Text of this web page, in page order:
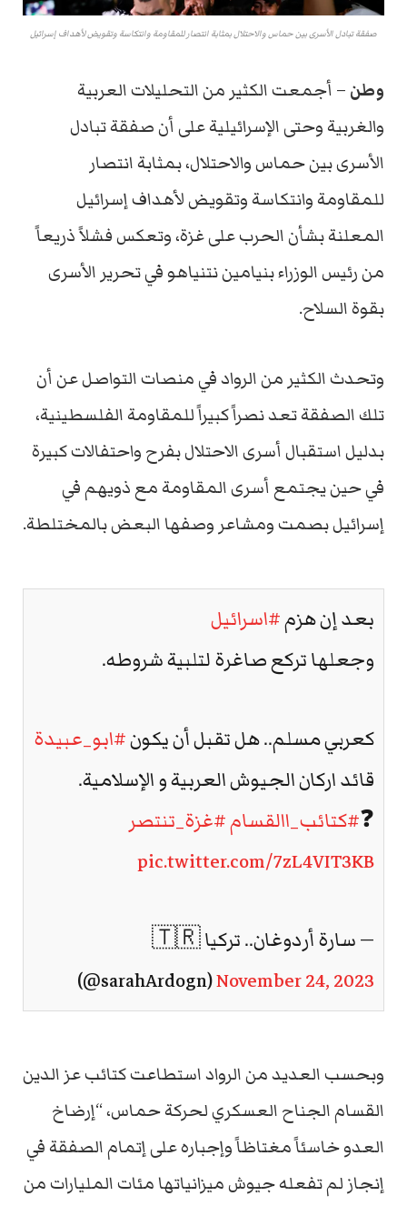
صفقة تبادل الأسرى بين حماس والاحتلال بمثابة انتصار للمقاومة وانتكاسة وتقويض لأهداف إسرائيل
وطن – أجمعت الكثير من التحليلات العربية
والغربية وحتى الإسرائيلية على أن صفقة تبادل
الأسرى بين حماس والاحتلال، بمثابة انتصار
للمقاومة وانتكاسة وتقويض لأهداف إسرائيل
المعلنة بشأن الحرب على غزة، وتعكس فشلاً ذريعاً
من رئيس الوزراء بنيامين نتنياهو في تحرير الأسرى
بقوة السلاح.
وتحدث الكثير من الرواد في منصات التواصل عن أن
تلك الصفقة تعد نصراً كبيراً للمقاومة الفلسطينية،
بدليل استقبال أسرى الاحتلال بفرح واحتفالات كبيرة
في حين يجتمع أسرى المقاومة مع ذويهم في
إسرائيل بصمت ومشاعر وصفها البعض بالمختلطة.
بعد إن هزم#اسرائيل
وجعلها تركع صاغرة لتلبية شروطه.
كعربي مسلم.. هل تقبل أن يكون#ابو_عبيدة
قائد اركان الجيوش العربية و الإسلامية.
❓#كتائب_االقسام#غزة_تنتصر
pic.twitter.com/7zL4VIT3KB
— سارة أردوغان.. تركيا 🇹🇷
(@sarahArdogn)November 24, 2023
وبحسب العديد من الرواد استطاعت كتائب عز الدين
القسام الجناح العسكري لحركة حماس، “إرضاخ
العدو خاسئاً مغتاظاً وإجباره على إتمام الصفقة في
إنجاز لم تفعله جيوش ميزانياتها مئات المليارات من